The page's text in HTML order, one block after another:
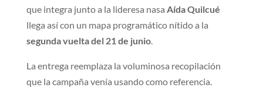
que integra junto a la lideresa nasa Aída Quilcué
llega así con un mapa programático nítido a la
segunda vuelta del 21 de junio.
La entrega reemplaza la voluminosa recopilación
que la campaña venía usando como referencia.